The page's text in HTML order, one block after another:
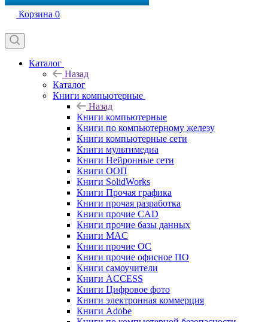
Корзина 0
Каталог
Назад
Каталог
Книги компьютерные
Назад
Книги компьютерные
Книги по компьютерному железу
Книги компьютерные сети
Книги мультимедиа
Книги Нейронные сети
Книги ООП
Книги SolidWorks
Книги Прочая графика
Книги прочая разработка
Книги прочие CAD
Книги прочие базы данных
Книги MAC
Книги прочие ОС
Книги прочие офисное ПО
Книги самоучители
Книги ACCESS
Книги Цифровое фото
Книги электронная коммерция
Книги Adobe